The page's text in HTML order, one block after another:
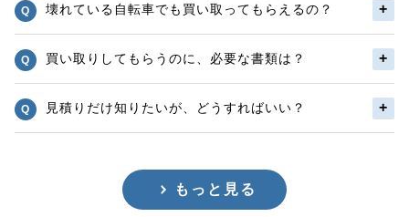
壊れている自転車でも買い取ってもらえるの？
買い取りしてもらうのに、必要な書類は？
見積りだけ知りたいが、どうすればいい？
もっと見る